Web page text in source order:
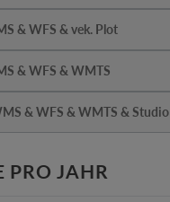
& WFS & vek. Plot
zurzeit nicht verfügbar.)
& WFS & WMTS
zurzeit nicht verfügbar.)
& WFS & WMTS & Studio
zurzeit nicht verfügbar.)
PRO JAHR